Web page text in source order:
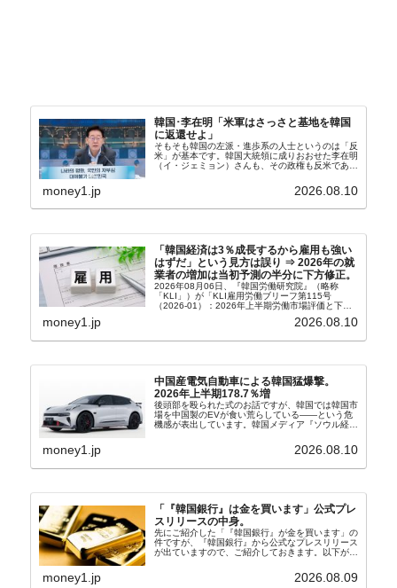
韓国･李在明「米軍はさっさと基地を韓国
に返還せよ」
そもそも韓国の左派・進歩系の人士というのは「反
米」が基本です。韓国大統領に成りおおせた李在明
（イ・ジェミョン）さんも、その政権も反米であ
（アン・ギュベク）さんが国防部長（長官）を努め
money1.jp 2026.08.10
「韓国経済は3％成長するから雇用も強い
はずだ」という見方は誤り ⇒ 2026年の就
業者の増加は当初予測の半分に下方修正。
2026年08月06日、『韓国労働研究院』（略称
「KLI」）が「KLI雇用労働ブリーフ第115号
（2026-01）：2026年上半期労働市場評価と下半
度もご紹介していますが、政府が何よりも大...
money1.jp 2026.08.10
中国産電気自動車による韓国猛爆撃。
2026年上半期178.7％増
後頭部を殴られた式のお話ですが、韓国では韓国市
場を中国製のEVが食い荒らしている――という危
機感が表出しています。韓国メディア『ソウル経
ルは「中国EVの大攻勢…東風もプジョーと手を組
money1.jp 2026.08.10
「『韓国銀行』は金を買います」公式プレ
スリリースの中身。
先にご紹介した「『韓国銀行』が金を買います」の
件ですが、『韓国銀行』から公式なプレスリリース
が出ていますので、ご紹介しておきます。以下が全
れ協力体制を構築□『韓国銀行』は、国内生産金の
money1.jp 2026.08.09